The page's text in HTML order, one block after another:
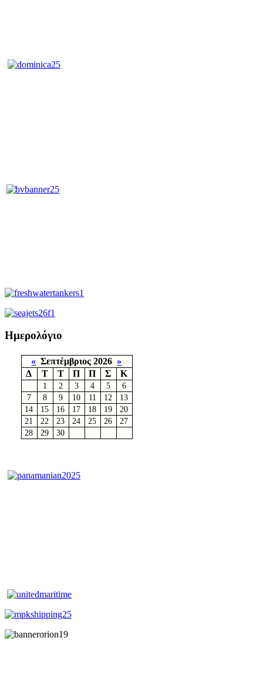
Ημερολόγιο
« Σεπτέμβριος 2026»
Δ
Τ Τ Π Π Σ Κ
1 2 3 4 5
6
7
8 9 10 11 12
13
14
15 16 17 18 19
20
21
22 23 24 25 26
27
28
29 30